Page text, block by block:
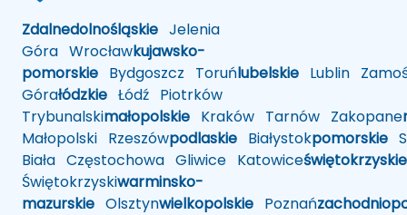
Zdalnedolnośląskie Jelenia
Góra Wrocławkujawsko-
pomorskie Bydgoszcz Toruńlubelskie Lublin
Górałódzkie Łódź Piotrków
Trybunalskimałopolskie Kraków Tarnów Zakopane
Małopolski Rzeszówpodlaskie Białystokpomorskie
Biała Częstochowa Gliwice Katowiceświętokrzyskie
Świętokrzyskiwarminsko-
mazurskie Olsztynwielkopolskie Poznań